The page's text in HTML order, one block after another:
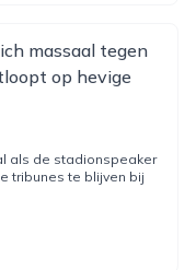
massaal tegen
op hevige
als de stadionspeaker
tribunes te blijven bij